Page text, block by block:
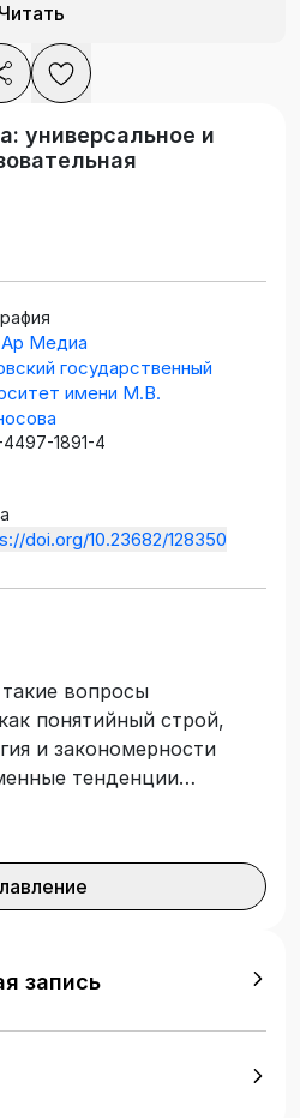
Читать
универсальное и
Медиа
государственный
имени М.В.
1891-4
doi.org/10.23682/128350
вопросы
понятийный строй,
и закономерности
тенденции
качество и издержки
пространства и
урбанизации, кривизна
социальная
аграрной
русская
и науке,
запись